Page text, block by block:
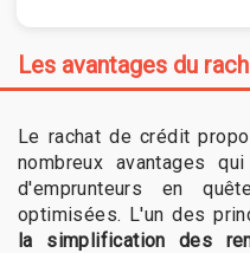
Les avantages du
Le rachat de crédit
nombreux avantages
d'emprunteurs en
optimisées. L'un des
la simplification des